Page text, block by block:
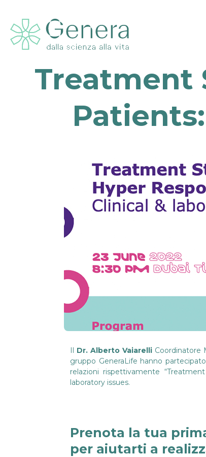
Treatment
Il Dr. Alberto Vaiarelli Coordinatore
gruppo GeneraLife hanno
relazioni rispettivamente
laboratory issues.
Prenota la tua
per aiutarti a